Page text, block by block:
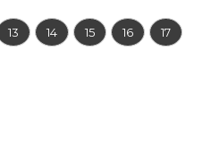
13 14 15 16 17